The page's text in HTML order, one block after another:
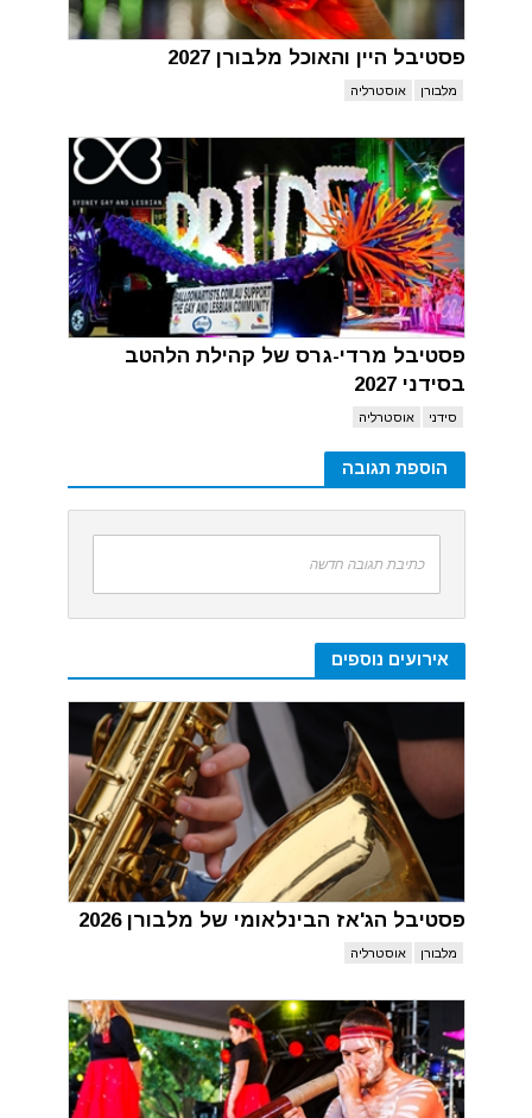
פסטיבל היין והאוכל מלבורן 2027
מלבורן אוסטרליה
פסטיבל מרדי-גרס של קהילת הלהטב
בסידני 2027
סידני אוסטרליה
הוספת תגובה
כתיבת תגובה חדשה
אירועים נוספים
פסטיבל הג'אז הבינלאומי של מלבורן 2026
מלבורן אוסטרליה